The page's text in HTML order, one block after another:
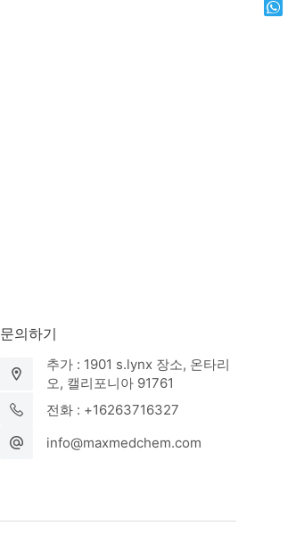
문의하기
추가 : 1901 s.lynx 장소, 온타리
오, 캘리포니아 91761
전화 : +16263716327
info@maxmedchem.com